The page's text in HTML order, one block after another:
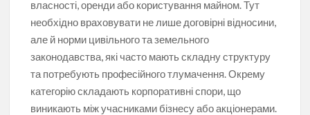
власності, оренди або користування майном. Тут
необхідно враховувати не лише договірні відносини,
але й норми цивільного та земельного
законодавства, які часто мають складну структуру
та потребують професійного тлумачення. Окрему
категорію складають корпоративні спори, що
виникають між учасниками бізнесу або акціонерами.